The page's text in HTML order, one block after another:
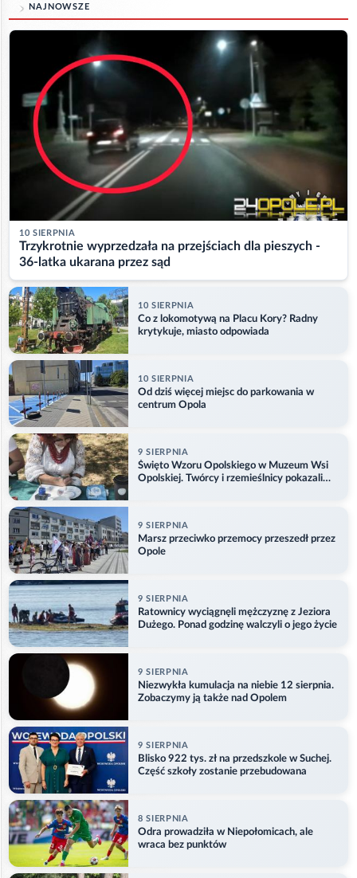
NAJNOWSZE
10 SIERPNIA
Trzykrotnie wyprzedzała na przejściach dla pieszych -
36-latka ukarana przez sąd
10 SIERPNIA
Co z lokomotywą na Placu Kory? Radny
krytykuje, miasto odpowiada
10 SIERPNIA
Od dziś więcej miejsc do parkowania w
centrum Opola
9 SIERPNIA
Święto Wzoru Opolskiego w Muzeum Wsi
Opolskiej. Twórcy i rzemieślnicy pokazali
9 SIERPNIA
Marsz przeciwko przemocy przeszedł przez
Opole
9 SIERPNIA
Ratownicy wyciągnęli mężczyznę z Jeziora
Dużego. Ponad godzinę walczyli o jego życie
9 SIERPNIA
Niezwykła kumulacja na niebie 12 sierpnia.
Zobaczymy ją także nad Opolem
9 SIERPNIA
Blisko 922 tys. zł na przedszkole w Suchej.
Część szkoły zostanie przebudowana
8 SIERPNIA
Odra prowadziła w Niepołomicach, ale
wraca bez punktów